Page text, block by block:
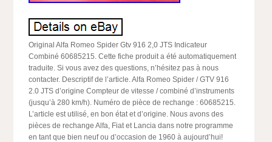
Original Alfa Romeo Spider Gtv 916 2,0 JTS Indicateur
Combiné 60685215. Cette fiche produit a été automatiquement
traduite. Si vous avez des questions, n’hésitez pas à nous
contacter. Descriptif de l’article. Alfa Romeo Spider / GTV 916
2.0 JTS d’origine Compteur de vitesse / combiné d’instruments
(jusqu’à 280 km/h). Numéro de pièce de rechange : 60685215.
L’article est utilisé, en bon état et d’origine. Nous avons des
pièces de rechange Alfa, Fiat et Lancia dans notre programme
en tant que bien neuf ou d’occasion de 1960 à aujourd’hui!